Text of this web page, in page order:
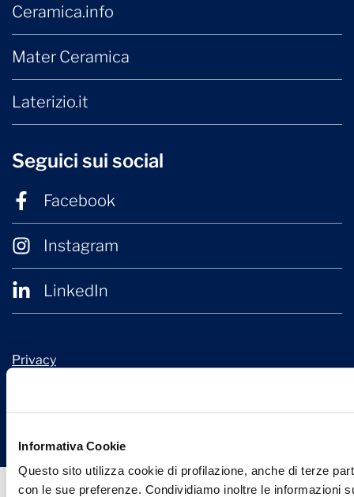
Informativa Cookie
Questo sito utilizza cookie di profilazione, anche di terze
con le sue preferenze. Condividiamo inoltre le informazioni
Ceramica.info
Mater Ceramica
Laterizio.it
Seguici sui social
Facebook
Instagram
LinkedIn
Privacy